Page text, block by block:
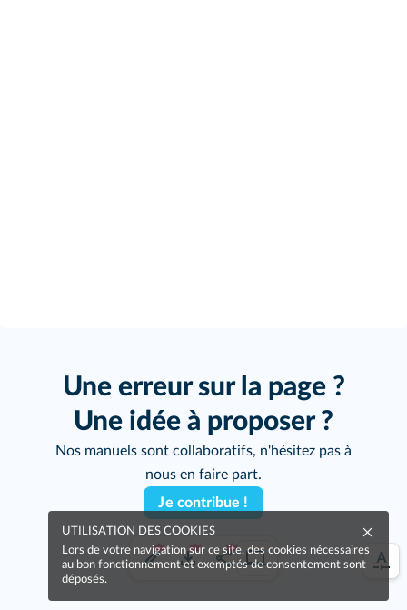
Une erreur sur la page ?
Une idée à proposer ?
Nos manuels sont collaboratifs, n'hésitez pas à
nous en faire part.
Je contribue !
UTILISATION DES COOKIES
Lors de votre navigation sur ce site, des cookies nécessaires
au bon fonctionnement et exemptés de consentement sont
déposés.